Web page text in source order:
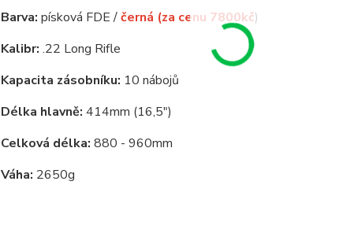
Barva: písková FDE /černá (za cenu 7800kč)
Kalibr: .22 Long Rifle
Kapacita zásobníku: 10 nábojů
Délka hlavně: 414mm (16,5")
Celková délka: 880 - 960mm
Váha: 2650g